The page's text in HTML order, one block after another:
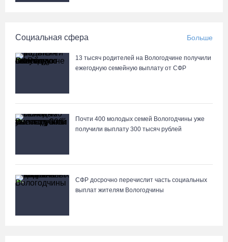
фестиваль «Небо славян»
06.08.26 / 09:54
Архангелогородец устроил смертельное ДТП под Нюксеницей,
Четыре волейболистки из Череповца готовятся к молодежному
06.08.26 / 09:05
Социальная сфера Больше
13 тысяч родителей на Вологодчине получили
ежегодную семейную выплату от СФР
Почти 400 молодых семей Вологодчины уже
получили выплату 300 тысяч рублей
СФР досрочно перечислит часть социальных
выплат жителям Вологодчины